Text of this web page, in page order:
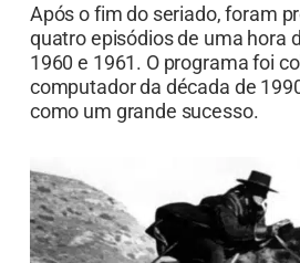
Após o fim do seriado, foram
quatro episódios de uma hora
1960 e 1961. O programa foi
computador da década de
como um grande sucesso.